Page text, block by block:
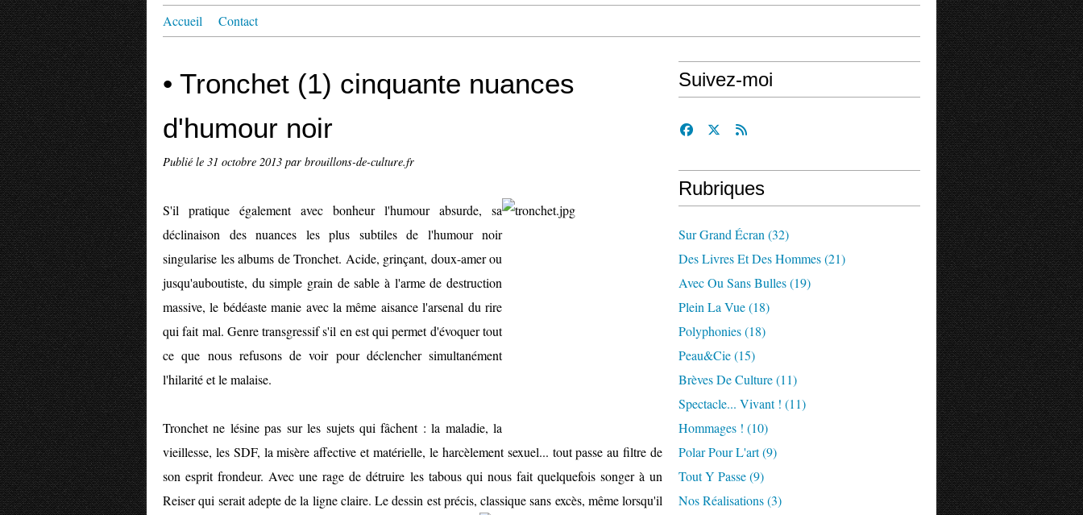
Accueil Contact
• Tronchet (1) cinquante nuances
d'humour noir
Publié le 31 octobre 2013 par brouillons-de-culture.fr
S'il pratique également avec bonheur l'humour absurde, sa
déclinaison des nuances les plus subtiles de l'humour noir
singularise les albums de Tronchet. Acide, grinçant, doux-amer ou
jusqu'auboutiste, du simple grain de sable à l'arme de destruction
massive, le bédéaste manie avec la même aisance l'arsenal du rire
qui fait mal. Genre transgressif s'il en est qui permet d'évoquer tout
ce que nous refusons de voir pour déclencher simultanément
l'hilarité et le malaise.
Tronchet ne lésine pas sur les sujets qui fâchent : la maladie, la
vieillesse, les SDF, la misère affective et matérielle, le harcèlement sexuel... tout passe au filtre de
son esprit frondeur. Avec une rage de détruire les tabous qui nous fait quelquefois songer à un
Reiser qui serait adepte de la ligne claire. Le dessin est précis, classique sans excès, même lorsqu'il
Suivez-moi
Rubriques
Sur Grand Écran (32)
Des Livres Et Des Hommes(21)
Avec Ou Sans Bulles(19)
Plein La Vue(18)
Polyphonies(18)
Peau&cie(15)
Brèves De Culture(11)
Spectacle... Vivant ! (11)
Hommages ! (10)
Polar Pour L'art(9)
Tout Y Passe(9)
Nos Réalisations(3)